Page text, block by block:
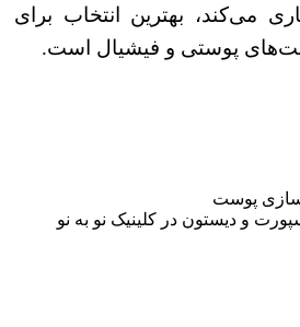
می‌کند، بهترین انتخاب برای
پوستی و فیشیال است.
پوست
و دیستون در کلینیک نو به نو